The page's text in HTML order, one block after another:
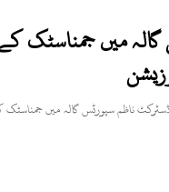
میں جمناسٹک کے